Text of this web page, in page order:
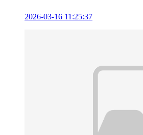
2026-03-16 11:25:37